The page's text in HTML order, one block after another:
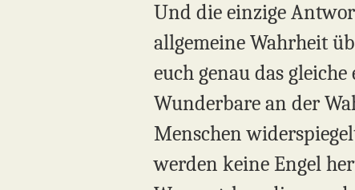
Und die einzige
allgemeine Wahrheit
euch genau das
Wunderbare an der
Menschen
werden keine Engel